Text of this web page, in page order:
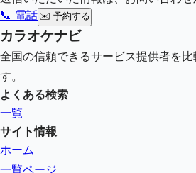
📞 電話 ✉️ 予約する
カラオケナビ
全国の信頼できるサービス提供者を
す。
よくある検索
一覧
サイト情報
ホーム
一覧ページ